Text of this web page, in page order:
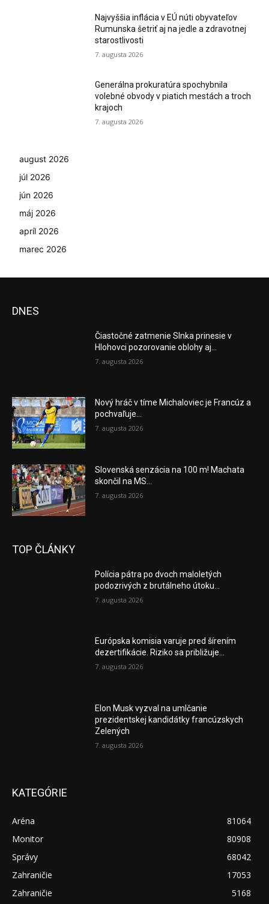
Najvyššia inflácia v EÚ núti obyvateľov
Rumunska šetriť aj na jedle a zdravotnej
starostlivosti
7. augusta 2026
Generálna prokuratúra spochybnila
volebné obvody v piatich mestách a troch
krajoch
7. augusta 2026
august 2026
júl 2026
jún 2026
máj 2026
apríl 2026
marec 2026
DNES
Čiastočné zatmenie Slnka prinesie v
Hlohovci pozorovanie oblohy aj...
7. augusta 2026
Nový hráč v tíme Michaloviec je Francúz a
pochvaľuje...
7. augusta 2026
Slovenská senzácia na 100 m! Machata
skončil na MS...
7. augusta 2026
TOP ČLÁNKY
Polícia pátra po dvoch maloletých
podozrivých z brutálneho útoku...
7. augusta 2026
Európska komisia varuje pred šírením
dezertifikácie. Riziko sa približuje...
7. augusta 2026
Elon Musk vyzval na umlčanie
prezidentskej kandidátky francúzskych
Zelených
7. augusta 2026
KATEGÓRIE
Aréna
81064
Monitor
80908
Správy
68042
Zahraničie
17053
Zahraničie
5168